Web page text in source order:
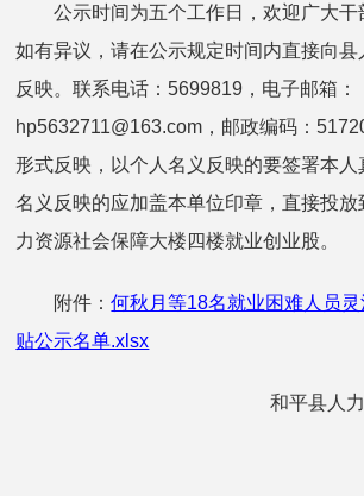
公示时间为五个工作日，欢迎广大干
如有异议，请在公示规定时间内直接向
反映。联系电话：5699819，电子邮箱：
hp5632711@163.com，邮政编码：
形式反映，以个人名义反映的要签署本
名义反映的应加盖本单位印章，直接投放
力资源社会保障大楼四楼就业创业股。
附件：何秋月等18名就业困难人员
贴公示名单.xlsx
和平县人力